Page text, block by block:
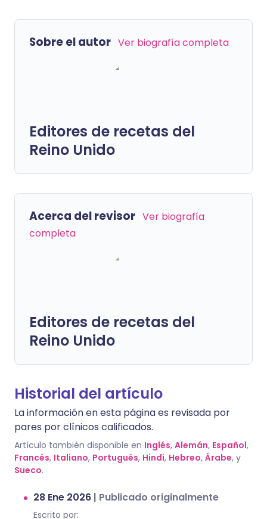
Sobre el autor Ver biografía completa
Editores de recetas del
Reino Unido
Acerca del revisor Ver biografía
completa
Editores de recetas del
Reino Unido
Historial del artículo
La información en esta página es revisada por
pares por clínicos calificados.
Artículo también disponible en Inglés, Alemán, Español,
Francés, Italiano, Portugués, Hindi, Hebreo, Árabe, y
Sueco.
28 Ene 2026 | Publicado originalmente
Escrito por: